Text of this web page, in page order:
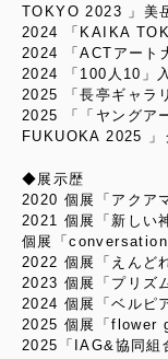
TOKYO 2023 」美
2024 「KAIKA
2024 「ACTアート
2024 「100人10」
2025 「長亭ギャラ
2025 「「ヤングア
FUKUOKA 2025 」
◆展示歴
2020 個展「アクア
2021 個展「新しい
個展「
2022 個展「えんど
2023 個展「プリズ
2024 個展「ベルピ
2025 個展「flower
2025「IAG&協同組